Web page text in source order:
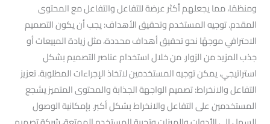
ومنظمًا، مما يجعلهم أكثر عرضة للتفاعل والتفاعل مع المحتوى
المقدم. توجيه المستخدم وتحقيق الأهداف: يجب أن يكون التصميم
الاحترافي موجهًا نحو تحقيق أهداف محددة، مثل زيادة المبيعات أو
جذب المزيد من الزوار. من خلال استخدام عناصر التصميم بشكل
استراتيجي، يمكن توجيه المستخدمين لاتخاذ الإجراءات المطلوبة. تعزيز
التفاعل والانخراط: تصميم الواجهة الجذابة والمحتوى المتميز يشجع
المستخدمين على التفاعل والانخراط بشكل أكبر. بإمكانية الوصول